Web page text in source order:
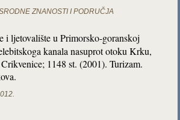
ZNANOSTI I PODRUČJA
i ljetovalište u Primorsko-goranskoj
kanala nasuprot otoku Krku,
1148 st. (2001). Turizam.